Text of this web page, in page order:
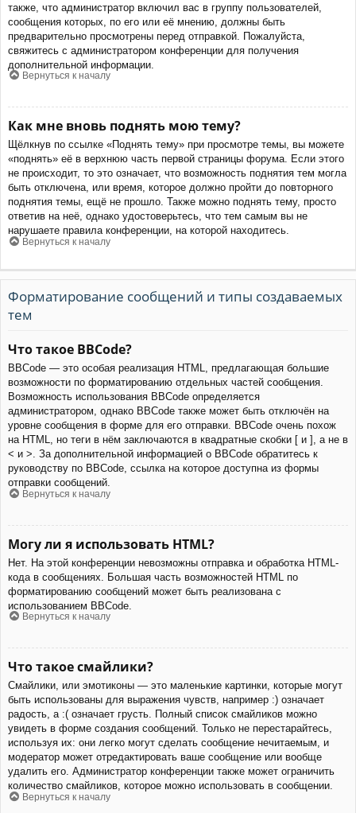
также, что администратор включил вас в группу пользователей,
сообщения которых, по его или её мнению, должны быть
предварительно просмотрены перед отправкой. Пожалуйста,
свяжитесь с администратором конференции для получения
дополнительной информации.
Вернуться к началу
Как мне вновь поднять мою тему?
Щёлкнув по ссылке «Поднять тему» при просмотре темы, вы можете
«поднять» её в верхнюю часть первой страницы форума. Если этого
не происходит, то это означает, что возможность поднятия тем могла
быть отключена, или время, которое должно пройти до повторного
поднятия темы, ещё не прошло. Также можно поднять тему, просто
ответив на неё, однако удостоверьтесь, что тем самым вы не
нарушаете правила конференции, на которой находитесь.
Вернуться к началу
Форматирование сообщений и типы создаваемых
тем
Что такое BBCode?
BBCode — это особая реализация HTML, предлагающая большие
возможности по форматированию отдельных частей сообщения.
Возможность использования BBCode определяется
администратором, однако BBCode также может быть отключён на
уровне сообщения в форме для его отправки. BBCode очень похож
на HTML, но теги в нём заключаются в квадратные скобки [ и ], а не в
< и >. За дополнительной информацией о BBCode обратитесь к
руководству по BBCode, ссылка на которое доступна из формы
отправки сообщений.
Вернуться к началу
Могу ли я использовать HTML?
Нет. На этой конференции невозможны отправка и обработка HTML-
кода в сообщениях. Большая часть возможностей HTML по
форматированию сообщений может быть реализована с
использованием BBCode.
Вернуться к началу
Что такое смайлики?
Смайлики, или эмотиконы — это маленькие картинки, которые могут
быть использованы для выражения чувств, например :) означает
радость, а :( означает грусть. Полный список смайликов можно
увидеть в форме создания сообщений. Только не перестарайтесь,
используя их: они легко могут сделать сообщение нечитаемым, и
модератор может отредактировать ваше сообщение или вообще
удалить его. Администратор конференции также может ограничить
количество смайликов, которое можно использовать в сообщении.
Вернуться к началу